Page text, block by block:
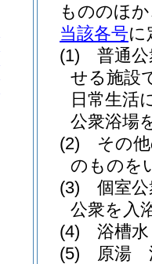
もののほ
当該各号に
(1)
普通
せる施設
日常生活
公衆浴場
(2)
その
のものを
(3)
個室
公衆を入
(4)
浴槽
(5)
原湯